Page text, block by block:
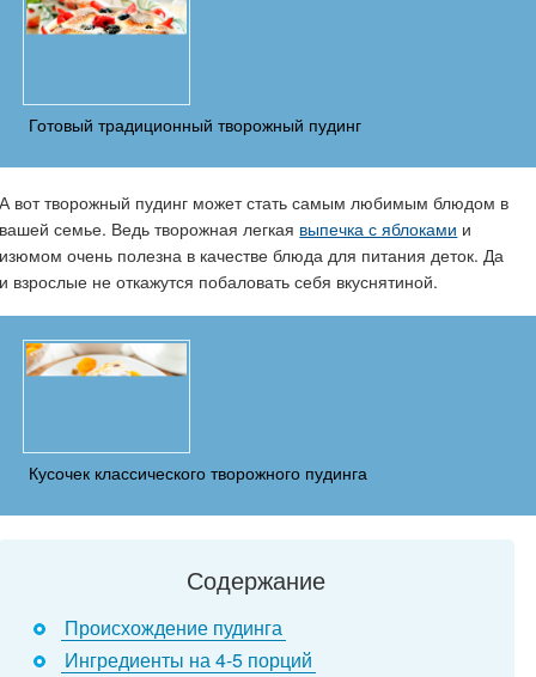
Готовый традиционный творожный пудинг
А вот творожный пудинг может стать самым любимым блюдом в
вашей семье. Ведь творожная легкая выпечка с яблоками и
изюмом очень полезна в качестве блюда для питания деток. Да
и взрослые не откажутся побаловать себя вкуснятиной.
Кусочек классического творожного пудинга
Содержание
Происхождение пудинга
Ингредиенты на 4-5 порций